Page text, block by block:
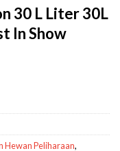
30 L Liter 30L
In Show
Hewan Peliharaan,